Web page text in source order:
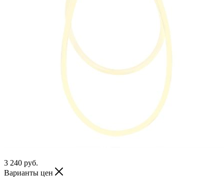
3 240 руб.
Варианты цен